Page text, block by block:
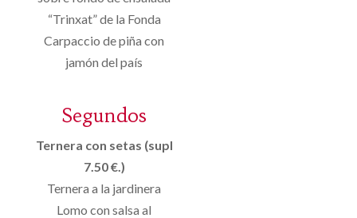
“Trinxat” de la Fonda
Carpaccio de piña con
jamón del país
Segundos
Ternera con setas (supl
7.50 €.)
Ternera a la jardinera
Lomo con salsa al